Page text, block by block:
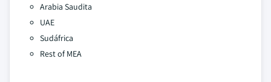
Arabia Saudita
UAE
Sudáfrica
Rest of MEA